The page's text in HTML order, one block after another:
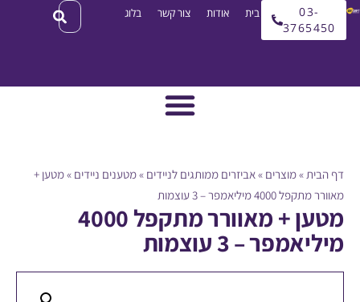
עמוד בית אודות צור קשר בלוג
»מוצרים»אביזרים ממותגים לניידים» מטענים ניידים»מטען +
מיליאמפר – 3 עוצמות
מטען + מאוורר מתקפל 4000
– 3 עוצמות